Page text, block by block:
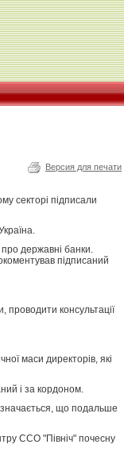
Версия для печати
секторі підписали
державні банки.
підписаний
консультації
маси директорів, які
і за кордоном.
що подальше
ССО "Північ" почесну